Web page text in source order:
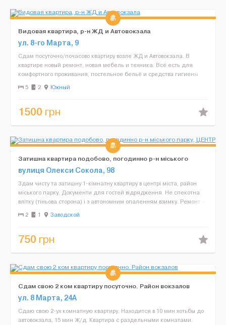
Видовая квартира, р-н ЖД и Автовокзала
ул. 8-го Марта, 9
Сдам посуточно/почасово квартиру возле ЖД и Автовокзала. В
квартире новый ремонт, новая мебель и техника. Всё есть для
комфортного проживания, постельное бельё и средства гигиены
предоставляем. Красивый вид на город. В квартире ...
5 2 Южный
1500 грн
Затишна квартира подобово, погодинно р-н міського
парку, ЦЕНТР
вулиця Олекси Сокола, 98
Здам чисту та затишну 1-кімнатну квартиру в центрі міста, район
міського парку. Документи для гостей відрядження. Не спекотна
влітку (тіньова сторона) і з автономним опаленням взимку. Ремонт –
інтер'єрний авторський проект, ...
2 1 Заводской
750 грн
Сдам свою 2 ком квартиру посуточно. Район вокзалов
ул. 8 Марта, 24А
Сдаю свою 2-ух комнатную квартиру. Находится в 10 мин хотьбы до
автовокзала, 15 мин Ж/д. Квартира с раздельными комнатами.